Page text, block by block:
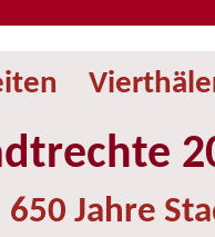
650 Jahre